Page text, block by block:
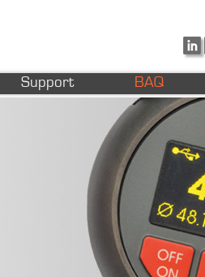
Support BAQ